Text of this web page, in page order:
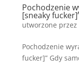
Pochodzenie
[sneaky
utworzone przez
Pochodzenie
fucker]” Gdy